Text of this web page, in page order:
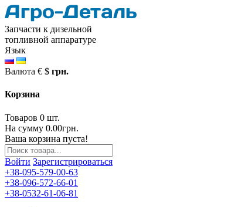
Запчасти к дизельной
топливной аппаратуре
Язык
Валюта € $ грн.
Корзина
Товаров 0 шт.
На сумму 0.00грн.
Ваша корзина пуста!
Войти Зарегистрироваться
+38-095-579-00-63
+38-096-572-66-01
+38-0532-61-06-81